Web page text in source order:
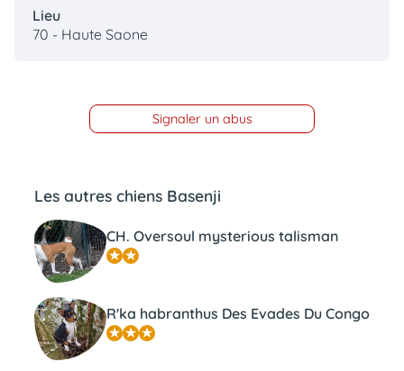
Lieu
70 - Haute Saone
Signaler un abus
Les autres chiens Basenji
CH. Oversoul mysterious talisman
R'ka habranthus Des Evades Du Congo